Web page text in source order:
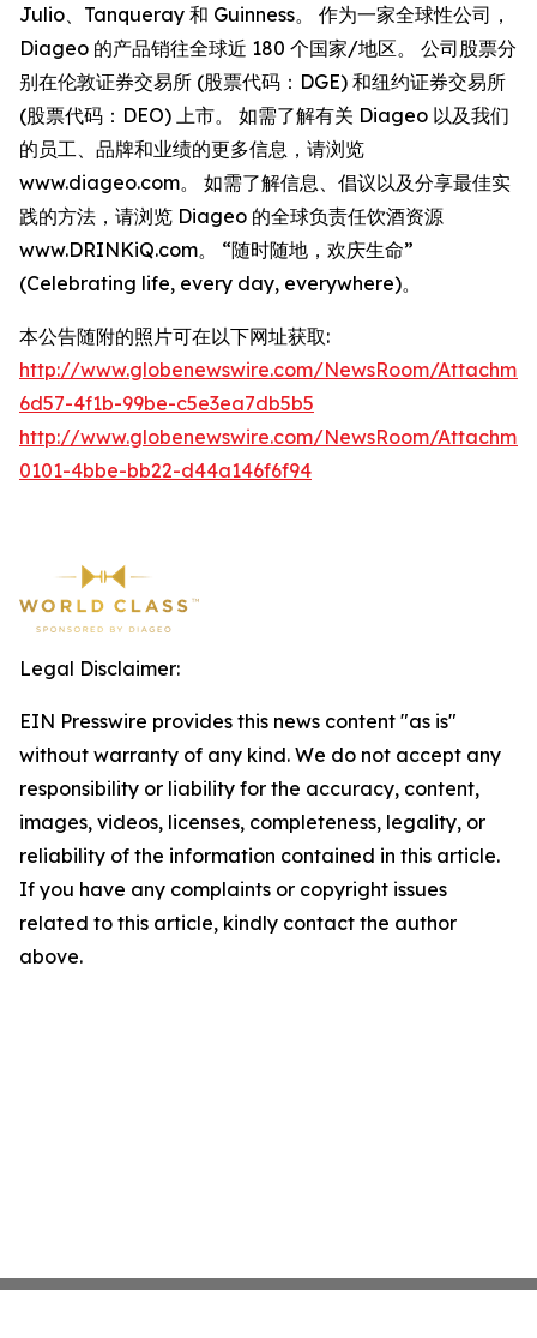
Julio、Tanqueray 和 Guinness。 作为一家全球性公司，
Diageo 的产品销往全球近 180 个国家/地区。 公司股票分
别在伦敦证券交易所 (股票代码：DGE) 和纽约证券交易所
(股票代码：DEO) 上市。 如需了解有关 Diageo 以及我们
的员工、品牌和业绩的更多信息，请浏览
www.diageo.com。 如需了解信息、倡议以及分享最佳实
践的方法，请浏览 Diageo 的全球负责任饮酒资源
www.DRINKiQ.com。 “随时随地，欢庆生命”
(Celebrating life, every day, everywhere)。
本公告随附的照片可在以下网址获取:
http://www.globenewswire.com/NewsRoom/
6d57-4f1b-99be-c5e3ea7db5b5
http://www.globenewswire.com/NewsRoom/
0101-4bbe-bb22-d44a146f6f94
Legal Disclaimer:
EIN Presswire provides this news content "as is"
without warranty of any kind. We do not accept any
responsibility or liability for the accuracy, content,
images, videos, licenses, completeness, legality, or
reliability of the information contained in this article.
If you have any complaints or copyright issues
related to this article, kindly contact the author
above.